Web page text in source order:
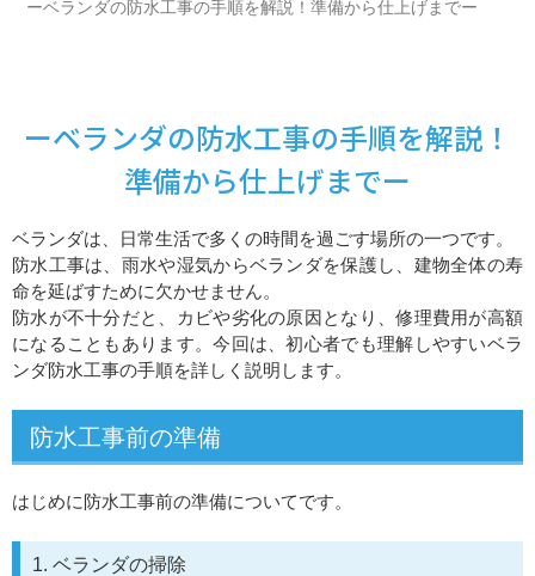
ーベランダの防水工事の手順を解説！準備から仕上げまでー
ーベランダの防水工事の手順を解説！
準備から仕上げまでー
ベランダは、日常生活で多くの時間を過ごす場所の一つです。
防水工事は、雨水や湿気からベランダを保護し、建物全体の寿
命を延ばすために欠かせません。
防水が不十分だと、カビや劣化の原因となり、修理費用が高額
になることもあります。今回は、初心者でも理解しやすいベラ
ンダ防水工事の手順を詳しく説明します。
防水工事前の準備
はじめに防水工事前の準備についてです。
1. ベランダの掃除